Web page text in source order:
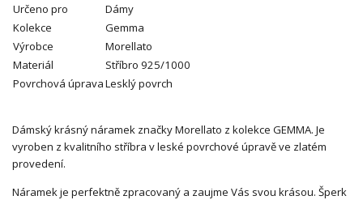
Určeno pro
Dámy
Kolekce
Gemma
Výrobce
Morellato
Materiál
Stříbro 925/1000
Povrchová úpravaLesklý povrch
Dámský krásný náramek značky Morellato z kolekce GEMMA. Je
vyroben z kvalitního stříbra v leské povrchové úpravě ve zlatém
provedení.
Náramek je perfektně zpracovaný a zaujme Vás svou krásou. Šperk